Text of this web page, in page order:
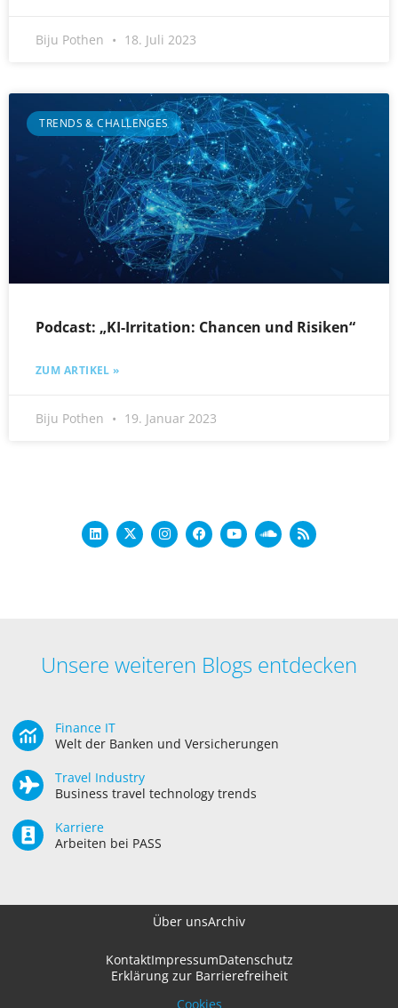
Biju Pothen 18. Juli 2023
TRENDS & CHALLENGES
Podcast: „KI-Irritation: Chancen und Risiken“
ZUM ARTIKEL »
Biju Pothen 19. Januar 2023
Unsere weiteren Blogs entdecken
Finance IT
Welt der Banken und Versicherungen
Travel Industry
Business travel technology trends
Karriere
Arbeiten bei PASS
Über unsArchiv
KontaktImpressumDatenschutz
Erklärung zur Barrierefreiheit
Cookies